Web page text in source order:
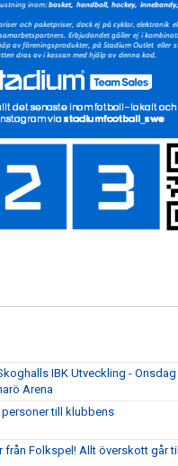
IBK Utveckling - Onsdag
Arena
till klubbens
Folkspel! Allt överskott går till